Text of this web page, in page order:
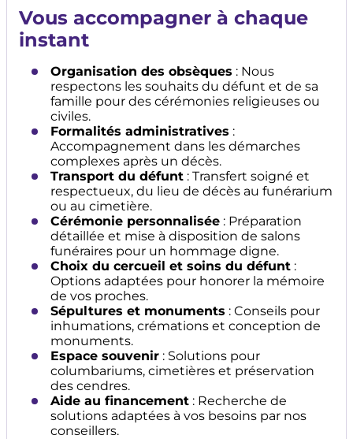
Vous accompagner à chaque
instant
Organisation des obsèques : Nous
respectons les souhaits du défunt et de sa
famille pour des cérémonies religieuses ou
civiles.
Formalités administratives :
Accompagnement dans les démarches
complexes après un décès.
Transport du défunt : Transfert soigné et
respectueux, du lieu de décès au funérarium
ou au cimetière.
Cérémonie personnalisée : Préparation
détaillée et mise à disposition de salons
funéraires pour un hommage digne.
Choix du cercueil et soins du défunt :
Options adaptées pour honorer la mémoire
de vos proches.
Sépultures et monuments : Conseils pour
inhumations, crémations et conception de
monuments.
Espace souvenir : Solutions pour
columbariums, cimetières et préservation
des cendres.
Aide au financement : Recherche de
solutions adaptées à vos besoins par nos
conseillers.